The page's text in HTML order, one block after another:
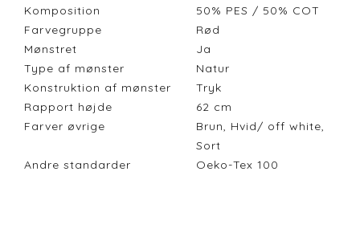
Komposition
50% PES / 50% COT
Farvegruppe
Rød
Mønstret
Ja
Type af mønster
Natur
Konstruktion af mønster
Tryk
Rapport højde
62 cm
Farver øvrige
Brun, Hvid/ off white,
Sort
Andre standarder
Oeko-Tex 100